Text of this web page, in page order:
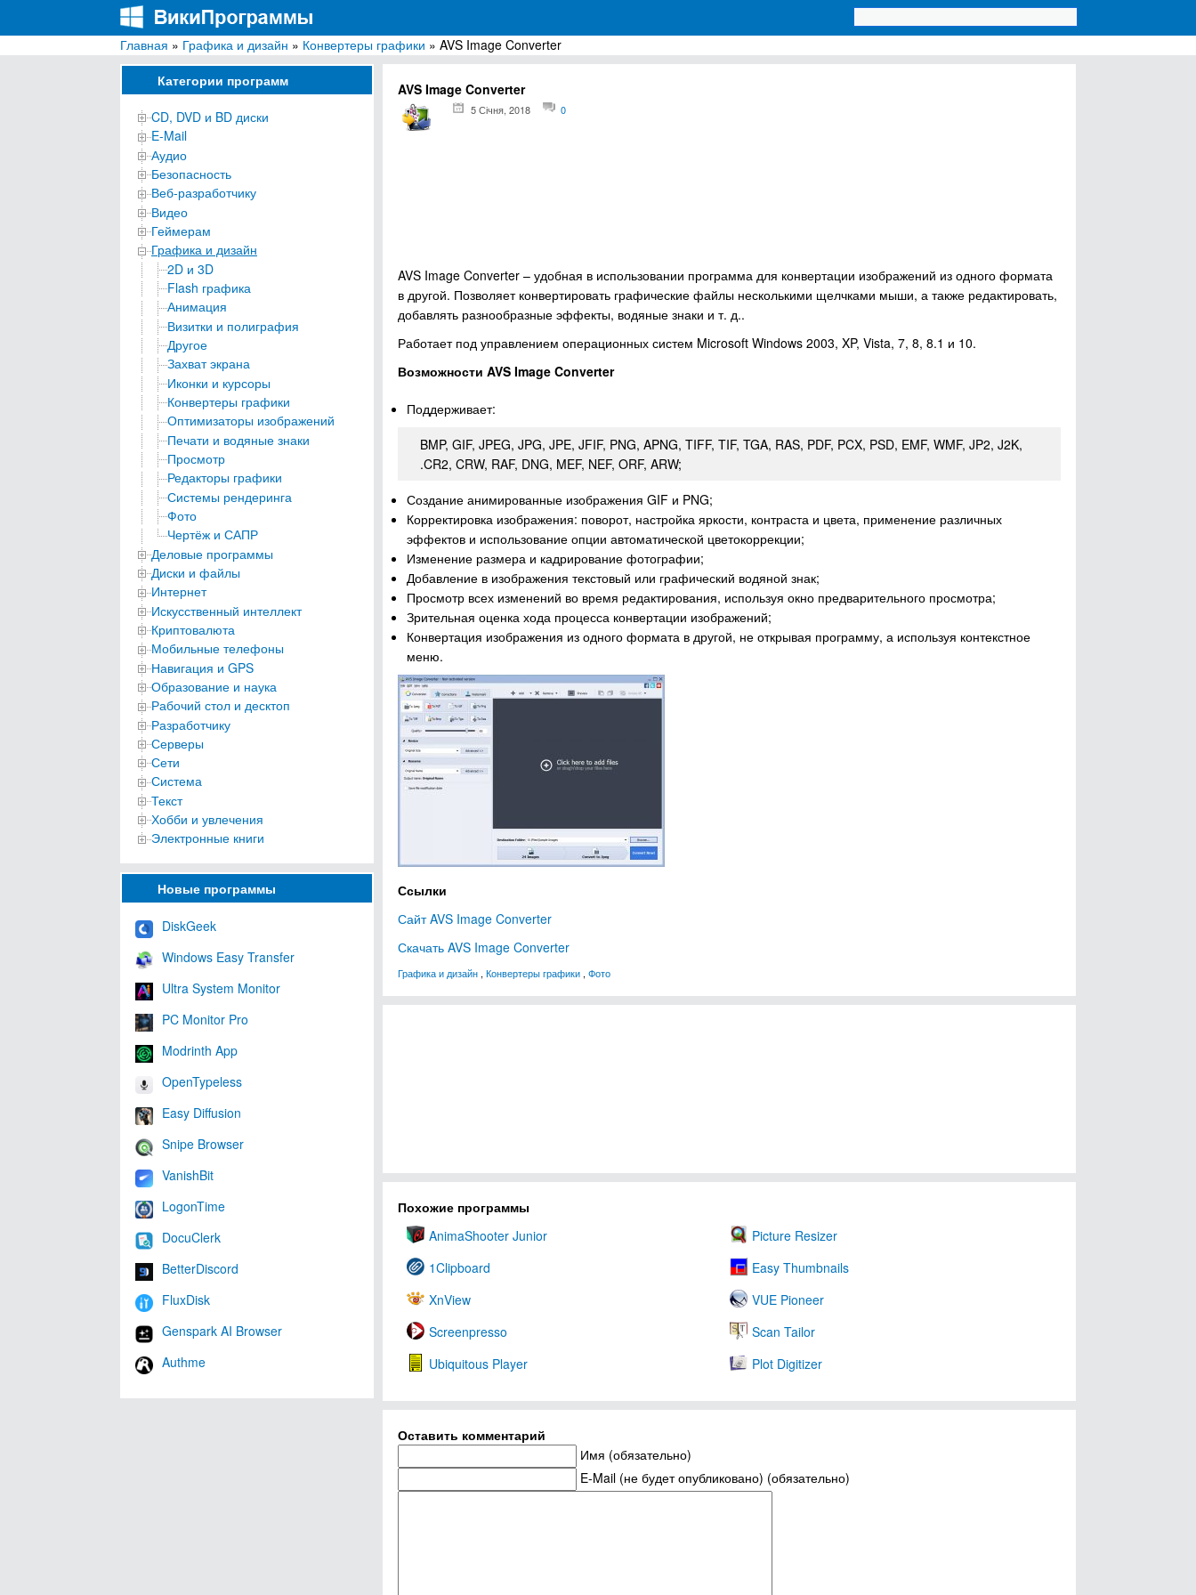
ВикиПрограммы
Энциклопедия бесплатных компьютерных программ для Windows
Главная » Графика и дизайн » Конвертеры графики » AVS Image Converter
Категории программ
CD, DVD и BD диски
E-Mail
Аудио
Безопасность
Веб-разработчику
Видео
Геймерам
Графика и дизайн
2D и 3D
Flash графика
Анимация
Визитки и полиграфия
Другое
Захват экрана
Иконки и курсоры
Конвертеры графики
Оптимизаторы изображений
Печати и водяные знаки
Просмотр
Редакторы графики
Системы рендеринга
Фото
Чертёж и САПР
Деловые программы
Диски и файлы
Интернет
Искусственный интеллект
Криптовалюта
Мобильные телефоны
Навигация и GPS
Образование и наука
Рабочий стол и десктоп
Разработчику
Серверы
Сети
Система
Текст
Хобби и увлечения
Электронные книги
Новые программы
DiskGeek
Windows Easy Transfer
Ultra System Monitor
PC Monitor Pro
Modrinth App
OpenTypeless
Easy Diffusion
Snipe Browser
VanishBit
LogonTime
DocuClerk
BetterDiscord
FluxDisk
Genspark AI Browser
Authme
AVS Image Converter
5 Січня, 2018 0
AVS Image Converter – удобная в использовании программа для конвертации изображений из одного формата
в другой. Позволяет конвертировать графические файлы несколькими щелчками мыши, а также редактировать,
добавлять разнообразные эффекты, водяные знаки и т. д..
Работает под управлением операционных систем Microsoft Windows 2003, XP, Vista, 7, 8, 8.1 и 10.
Возможности AVS Image Converter
Поддерживает:
BMP, GIF, JPEG, JPG, JPE, JFIF, PNG, APNG, TIFF, TIF, TGA, RAS, PDF, PCX, PSD, EMF, WMF, JP2, J2K,
.CR2, CRW, RAF, DNG, MEF, NEF, ORF, ARW;
Создание анимированные изображения GIF и PNG;
Корректировка изображения: поворот, настройка яркости, контраста и цвета, применение различных
эффектов и использование опции автоматической цветокоррекции;
Изменение размера и кадрирование фотографии;
Добавление в изображения текстовый или графический водяной знак;
Просмотр всех изменений во время редактирования, используя окно предварительного просмотра;
Зрительная оценка хода процесса конвертации изображений;
Конвертация изображения из одного формата в другой, не открывая программу, а используя контекстное
меню.
Ссылки
Сайт AVS Image Converter
Скачать AVS Image Converter
Графика и дизайн , Конвертеры графики , Фото
Похожие программы
AnimaShooter Junior
Picture Resizer
1Clipboard
Easy Thumbnails
XnView
VUE Pioneer
Screenpresso
Scan Tailor
Ubiquitous Player
Plot Digitizer
Оставить комментарий
Имя (обязательно)
E-Mail (не будет опубликовано) (обязательно)